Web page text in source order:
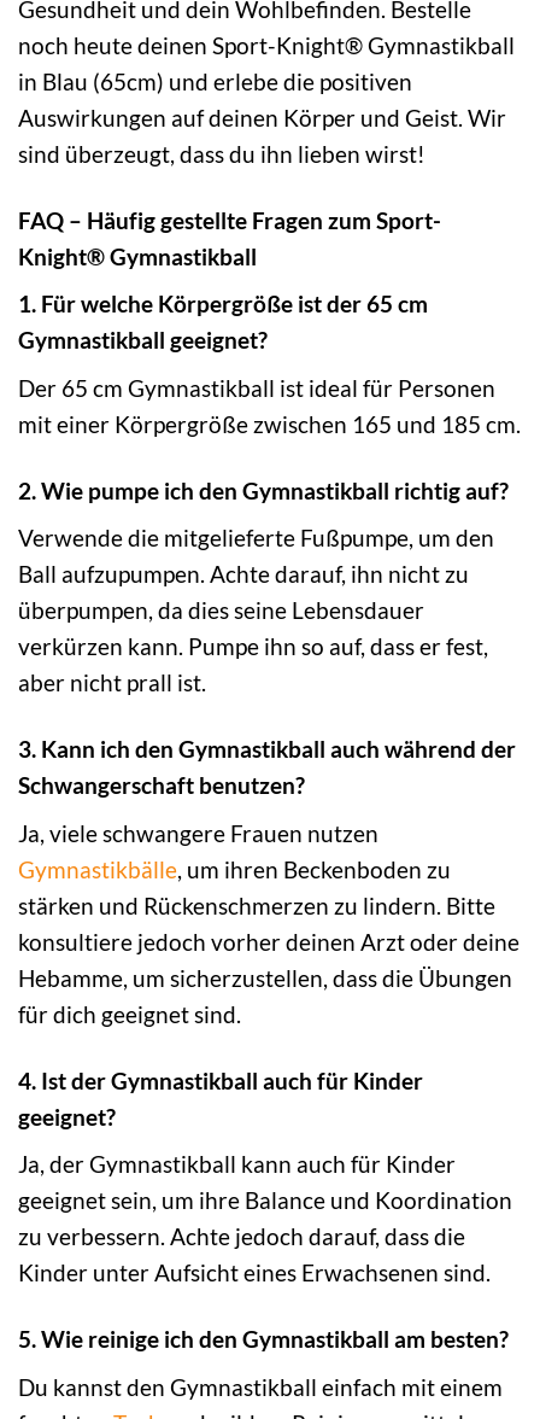
Gesundheit und dein Wohlbefinden. Bestelle
noch heute deinen Sport-Knight® Gymnastikball
in Blau (65cm) und erlebe die positiven
Auswirkungen auf deinen Körper und Geist. Wir
sind überzeugt, dass du ihn lieben wirst!
FAQ – Häufig gestellte Fragen zum Sport-
Knight® Gymnastikball
1. Für welche Körpergröße ist der 65 cm
Gymnastikball geeignet?
Der 65 cm Gymnastikball ist ideal für Personen
mit einer Körpergröße zwischen 165 und 185 cm.
2. Wie pumpe ich den Gymnastikball richtig auf?
Verwende die mitgelieferte Fußpumpe, um den
Ball aufzupumpen. Achte darauf, ihn nicht zu
überpumpen, da dies seine Lebensdauer
verkürzen kann. Pumpe ihn so auf, dass er fest,
aber nicht prall ist.
3. Kann ich den Gymnastikball auch während der
Schwangerschaft benutzen?
Ja, viele schwangere Frauen nutzen
Gymnastikbälle, um ihren Beckenboden zu
stärken und Rückenschmerzen zu lindern. Bitte
konsultiere jedoch vorher deinen Arzt oder deine
Hebamme, um sicherzustellen, dass die Übungen
für dich geeignet sind.
4. Ist der Gymnastikball auch für Kinder
geeignet?
Ja, der Gymnastikball kann auch für Kinder
geeignet sein, um ihre Balance und Koordination
zu verbessern. Achte jedoch darauf, dass die
Kinder unter Aufsicht eines Erwachsenen sind.
5. Wie reinige ich den Gymnastikball am besten?
Du kannst den Gymnastikball einfach mit einem